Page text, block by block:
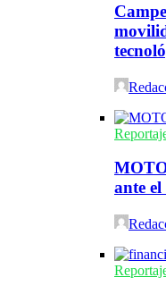
ante el